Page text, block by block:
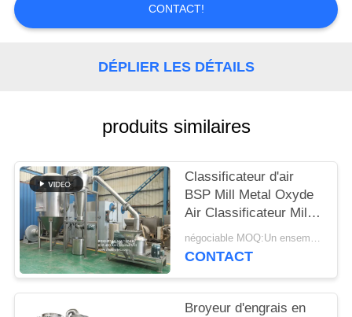
NOUS
NOUVELLES
PLAN
DU
SITE
PRIVACY
POLICY
CONTACT!
DÉPLIER LES DÉTAILS
produits similaires
Classificateur d'air
BSP Mill Metal Oxyde
Air Classificateur Mill
Mill Metal Oxyde ACM
GGRINder de
négociable MOQ:Un ensemble
CONTACT
Broyeur d'engrais en